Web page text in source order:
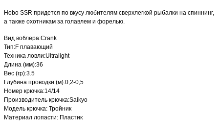
Hobo SSR придется по вкусу любителям сверхлегкой рыбалки на спиннинг,
а также охотникам за голавлем и форелью.
Вид воблера:Crank
Тип:F плавающий
Техника ловли:Ultralight
Длина (мм):36
Вес (гр):3.5
Глубина проводки (м):0,2-0,5
Номер крючка:14/14
Производитель крючка:Saikyo
Модель крючка: Тройник
Материал лопасти: Пластик